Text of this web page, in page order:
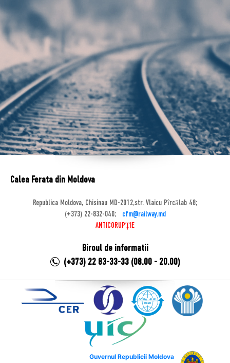
Calea Ferata din Moldova
Republica Moldova, Chisinau MD-2012,str. Vlaicu Pîrcălab 48;
(+373) 22-832-040;
cfm@railway.md
ANTICORUPȚIE
Biroul de informatii
(+373) 22 83-33-33 (08.00 - 20.00)
Guvernul Republicii Moldova